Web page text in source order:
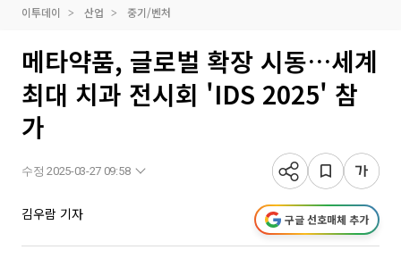
이투데이 산업 중기/벤처
메타약품, 글로벌 확장 시동…세계
최대 치과 전시회 'IDS 2025' 참
가
수정 2025-03-27 09:58
김우람 기자 구글 선호매체 추가